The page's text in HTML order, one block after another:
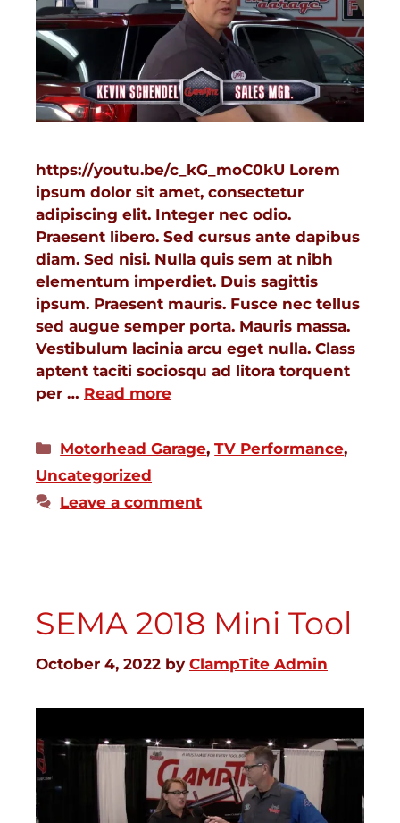
https://youtu.be/c_kG_moC0kU Lorem
ipsum dolor sit amet, consectetur
adipiscing elit. Integer nec odio.
Praesent libero. Sed cursus ante dapibus
diam. Sed nisi. Nulla quis sem at nibh
elementum imperdiet. Duis sagittis
ipsum. Praesent mauris. Fusce nec tellus
sed augue semper porta. Mauris massa.
Vestibulum lacinia arcu eget nulla. Class
aptent taciti sociosqu ad litora torquent
per … Read more
Motorhead Garage,TV Performance,
Uncategorized
Leave a comment
SEMA 2018 Mini Tool
October 4, 2022 by ClampTite Admin